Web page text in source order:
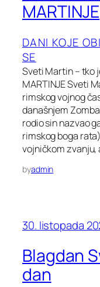
MARTINJE
DANI KOJE
SE
Sveti Martin – tko
MARTINJE Sveti
rimskog vojnog
današnjem
rodio sin nazvao
rimskog boga
vojničkom zvanju,
byadmin
30. listopada
Blagdan
dan